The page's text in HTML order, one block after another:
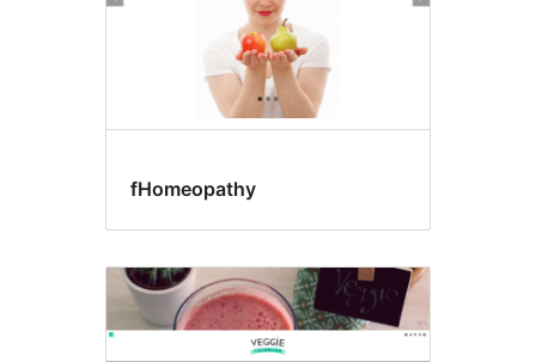
fHomeopathy